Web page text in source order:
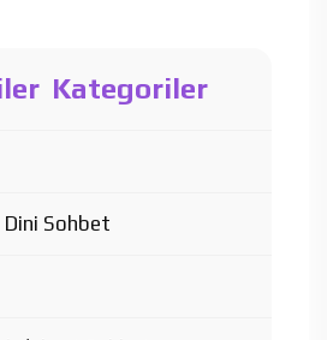
Kategoriler
Dini Sohbet